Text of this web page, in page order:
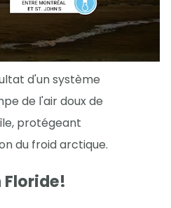
d'un système
de l'air doux de
protégeant
du froid arctique.
Floride!